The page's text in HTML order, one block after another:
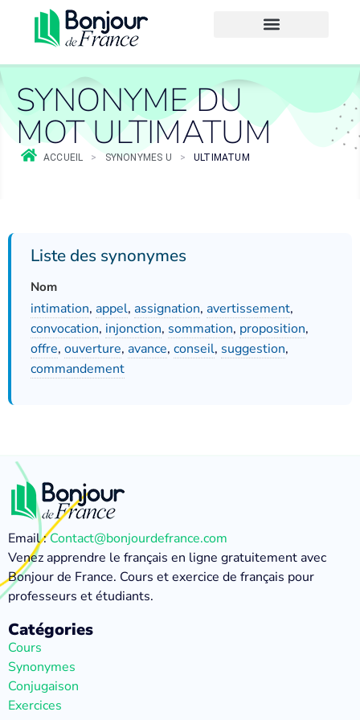
SYNONYME DU
MOT ULTIMATUM
ACCUEIL > SYNONYMES U > ULTIMATUM
Liste des synonymes
Nom
intimation, appel, assignation, avertissement,
convocation, injonction, sommation, proposition,
offre, ouverture, avance, conseil, suggestion,
commandement
Email :Contact@bonjourdefrance.com
Venez apprendre le français en ligne gratuitement avec
Bonjour de France. Cours et exercice de français pour
professeurs et étudiants.
Catégories
Cours
Synonymes
Conjugaison
Exercices